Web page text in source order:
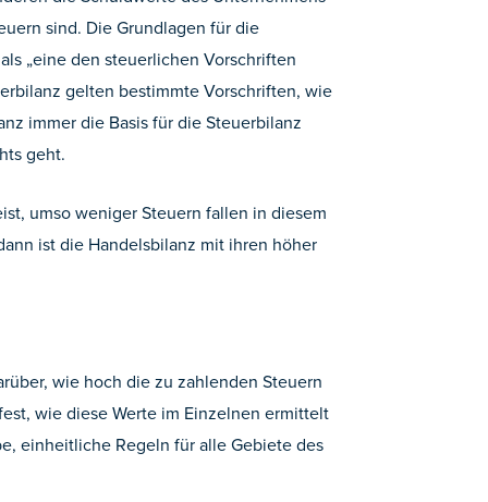
sind. Die Grundlagen für die
„eine den steuerlichen Vorschriften
gelten bestimmte Vorschriften, wie
immer die Basis für die Steuerbilanz
geht.
umso weniger Steuern fallen in diesem
ist die Handelsbilanz mit ihren höher
wie hoch die zu zahlenden Steuern
wie diese Werte im Einzelnen ermittelt
einheitliche Regeln für alle Gebiete des